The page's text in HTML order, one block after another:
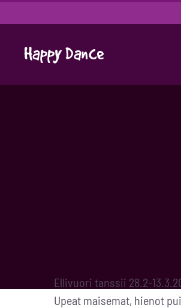
to
content
Ellivuori tanssii 28.2-
Upeat maisemat, hienot